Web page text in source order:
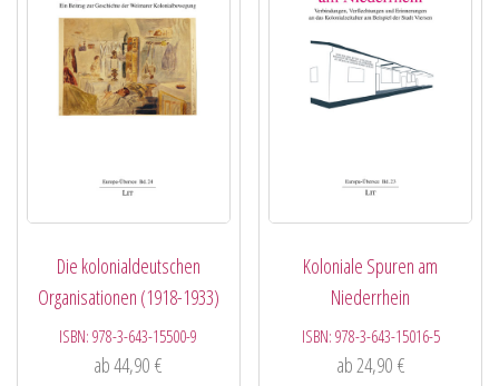
Die kolonialdeutschen
Organisationen (1918-1933)
ISBN:978-3-643-15500-9
ab44,90€
Koloniale Spuren am
Niederrhein
ISBN: 978-3-643-15016-5
ab24,90 €